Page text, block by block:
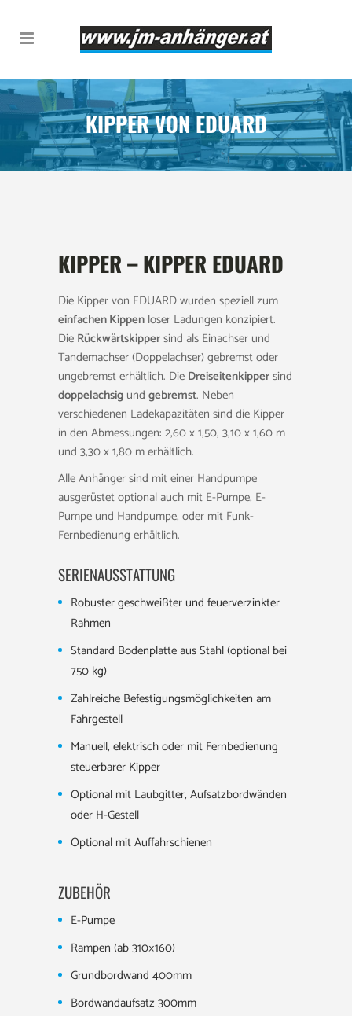
KIPPER VON EDUARD
KIPPER – KIPPER EDUARD
Die Kipper von EDUARD wurden speziell zum
einfachen Kippen loser Ladungen konzipiert.
Die Rückwärtskippersind als Einachser und
Tandemachser (Doppelachser) gebremst oder
ungebremst erhältlich. Die Dreiseitenkippersind
doppelachsig und gebremst. Neben
verschiedenen Ladekapazitäten sind die Kipper
in den Abmessungen: 2,60 x 1,50, 3,10 x 1,60 m
und 3,30 x 1,80 m erhältlich.
Alle Anhänger sind mit einer Handpumpe
ausgerüstet optional auch mit E-Pumpe, E-
Pumpe und Handpumpe, oder mit Funk-
Fernbedienung erhältlich.
SERIENAUSSTATTUNG
Robuster geschweißter und feuerverzinkter
Rahmen
Standard Bodenplatte aus Stahl (optional bei
750 kg)
Zahlreiche Befestigungsmöglichkeiten am
Fahrgestell
Manuell, elektrisch oder mit Fernbedienung
steuerbarer Kipper
Optional mit Laubgitter, Aufsatzbordwänden
oder H-Gestell
Optional mit Auffahrschienen
ZUBEHÖR
E-Pumpe
Rampen (ab 310×160)
Grundbordwand 400mm
Bordwandaufsatz 300mm